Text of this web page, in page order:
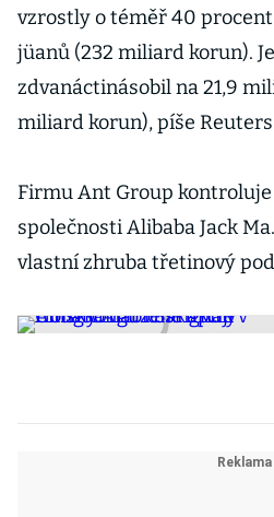
vzrostly o téměř 40
jüanů (232 miliard korun).
zdvanáctinásobil na 21,9
miliard korun), píše
Firmu Ant Group
společnosti Alibaba Jack
vlastní zhruba třetinový